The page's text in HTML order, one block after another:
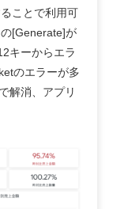
ことで利用可
[Generate]が
キーからエラ
のエラーが多
解消、アプリ